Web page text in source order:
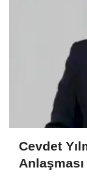
Cevdet